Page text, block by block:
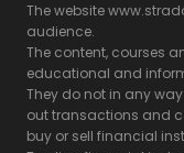
The website
audience.
The content, courses
educational and
They do not in any
out transactions and
buy or sell financial